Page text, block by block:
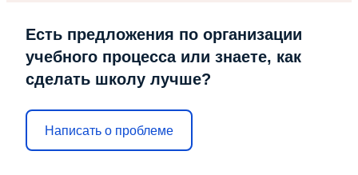
Есть предложения по организации
учебного процесса или знаете, как
сделать школу лучше?
Написать о проблеме